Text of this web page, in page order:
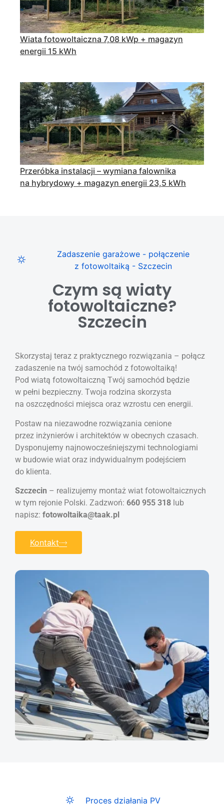
Wiata fotowoltaiczna 7,08 kWp + magazyn
energii 15 kWh
Przeróbka instalacji – wymiana falownika
na hybrydowy + magazyn energii 23,5 kWh
Zadaszenie garażowe - połączenie
z fotowoltaiką - Szczecin
Czym są wiaty
fotowoltaiczne?
Szczecin
Skorzystaj teraz z praktycznego rozwiązania – połącz
zadaszenie na twój samochód z fotowoltaiką!
Pod wiatą fotowoltaiczną Twój samochód będzie
w pełni bezpieczny. Twoja rodzina skorzysta
na oszczędności miejsca oraz wzrostu cen energii.
Postaw na niezawodne rozwiązania cenione
przez inżynierów i architektów w obecnych czasach.
Dysponujemy najnowocześniejszymi technologiami
w budowie wiat oraz indywidualnym podejściem
do klienta.
Szczecin – realizujemy montaż wiat fotowoltaicznych
w tym rejonie Polski. Zadzwoń: 660 955 318 lub
napisz: fotowoltaika@taak.pl
Kontakt
Proces działania PV